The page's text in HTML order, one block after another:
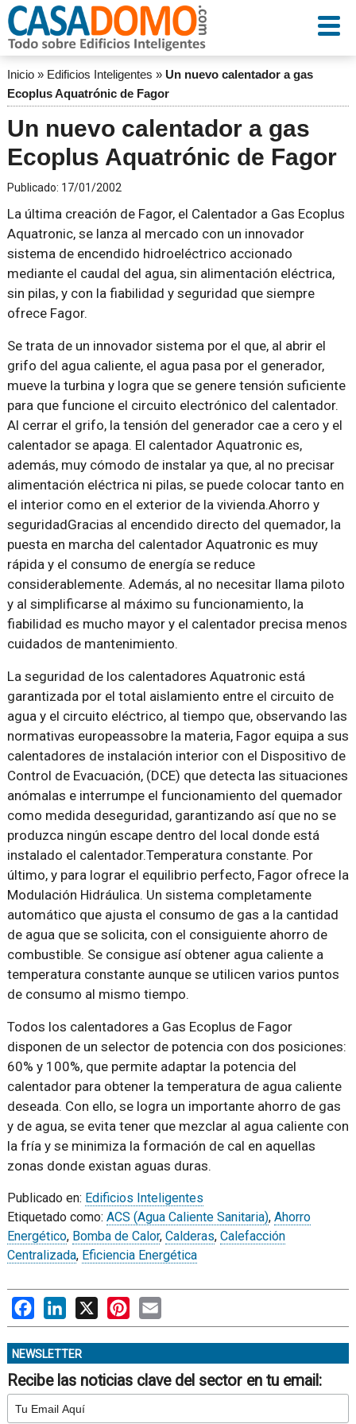
Inicio» Edificios Inteligentes » Un nuevo calentador a gas
Ecoplus Aquatrónic de Fagor
Un nuevo calentador a gas
Ecoplus Aquatrónic de Fagor
Publicado: 17/01/2002
La última creación de Fagor, el Calentador a Gas Ecoplus
Aquatronic, se lanza al mercado con un innovador
sistema de encendido hidroeléctrico accionado
mediante el caudal del agua, sin alimentación eléctrica,
sin pilas, y con la fiabilidad y seguridad que siempre
ofrece Fagor.
Se trata de un innovador sistema por el que, al abrir el
grifo del agua caliente, el agua pasa por el generador,
mueve la turbina y logra que se genere tensión suficiente
para que funcione el circuito electrónico del calentador.
Al cerrar el grifo, la tensión del generador cae a cero y el
calentador se apaga. El calentador Aquatronic es,
además, muy cómodo de instalar ya que, al no precisar
alimentación eléctrica ni pilas, se puede colocar tanto en
el interior como en el exterior de la vivienda.Ahorro y
seguridadGracias al encendido directo del quemador, la
puesta en marcha del calentador Aquatronic es muy
rápida y el consumo de energía se reduce
considerablemente. Además, al no necesitar llama piloto
y al simplificarse al máximo su funcionamiento, la
fiabilidad es mucho mayor y el calentador precisa menos
cuidados de mantenimiento.
La seguridad de los calentadores Aquatronic está
garantizada por el total aislamiento entre el circuito de
agua y el circuito eléctrico, al tiempo que, observando las
normativas europeassobre la materia, Fagor equipa a sus
calentadores de instalación interior con el Dispositivo de
Control de Evacuación, (DCE) que detecta las situaciones
anómalas e interrumpe el funcionamiento del quemador
como medida deseguridad, garantizando así que no se
produzca ningún escape dentro del local donde está
instalado el calentador.Temperatura constante. Por
último, y para lograr el equilibrio perfecto, Fagor ofrece la
Modulación Hidráulica. Un sistema completamente
automático que ajusta el consumo de gas a la cantidad
de agua que se solicita, con el consiguiente ahorro de
combustible. Se consigue así obtener agua caliente a
temperatura constante aunque se utilicen varios puntos
de consumo al mismo tiempo.
Todos los calentadores a Gas Ecoplus de Fagor
disponen de un selector de potencia con dos posiciones:
60% y 100%, que permite adaptar la potencia del
calentador para obtener la temperatura de agua caliente
deseada. Con ello, se logra un importante ahorro de gas
y de agua, se evita tener que mezclar al agua caliente con
la fría y se minimiza la formación de cal en aquellas
zonas donde existan aguas duras.
Publicado en: Edificios Inteligentes
Etiquetado como: ACS (Agua Caliente Sanitaria), Ahorro
Energético, Bomba de Calor, Calderas, Calefacción
Centralizada, Eficiencia Energética
FacebookLinkedIn
X PinterestEmail
NEWSLETTER
Recibe las noticias clave del sector en tu email: